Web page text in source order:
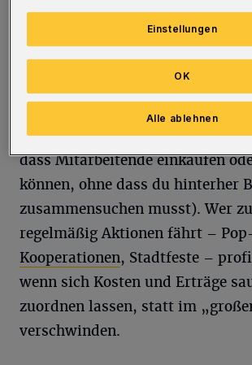
Omnichannel-Setup nutzen.
Transparenz (Einnahmen und
schnell verständlich sein, damit
Aktion kommt). Drittens
im Team (Karten/ Zahlungen so
dass Mitarbeitende einkaufen
können, ohne dass du hinterher
zusammensuchen musst). Wer
regelmäßig Aktionen fährt –
Kooperationen, Stadtfeste –
wenn sich Kosten und Erträge
zuordnen lassen, statt im
verschwinden.
Einstellungen
Alle ablehnen
OK